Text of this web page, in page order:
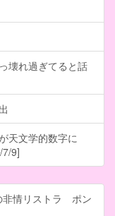
壊れ過ぎてると話
天文学的数字に
7/9]
非情リストラ ポン